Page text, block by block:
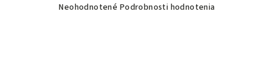
Priemerné
Neohodnotené Podrobnosti hodnotenia